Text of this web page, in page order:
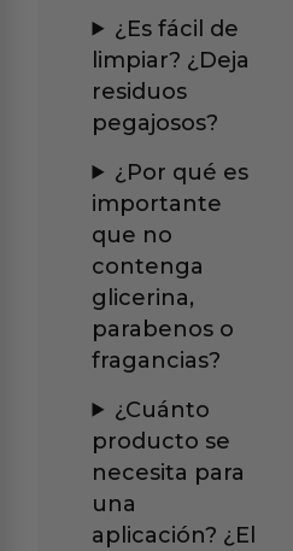
¿Es fácil de
limpiar? ¿Deja
residuos
pegajosos?
¿Por qué es
importante
que no
contenga
glicerina,
parabenos o
fragancias?
¿Cuánto
producto se
necesita para
una
aplicación? ¿El